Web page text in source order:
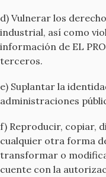
d) Vulnerar los
industrial, así como
información de EL
terceros.
e) Suplantar la
administraciones
f) Reproducir, copiar,
cualquier otra forma
transformar o
cuente con la